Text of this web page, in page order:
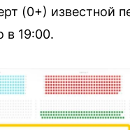
(0+) известной
в 19:00.